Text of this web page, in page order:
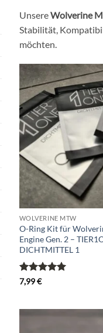
UnsereWolverine
Stabilität,
möchten.
WOLVERINE MTW
O-Ring Kit für
Engine Gen. 2 –
DICHTMITTEL 1
Bewertet
7,99€